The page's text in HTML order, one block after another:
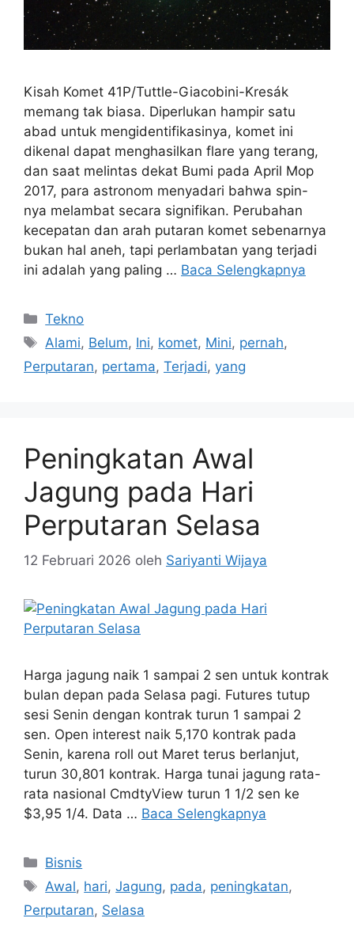
Kisah Komet 41P/Tuttle-Giacobini-Kresák
memang tak biasa. Diperlukan hampir satu
abad untuk mengidentifikasinya, komet ini
dikenal dapat menghasilkan flare yang terang,
dan saat melintas dekat Bumi pada April Mop
2017, para astronom menyadari bahwa spin-
nya melambat secara signifikan. Perubahan
kecepatan dan arah putaran komet sebenarnya
bukan hal aneh, tapi perlambatan yang terjadi
ini adalah yang paling … Baca Selengkapnya
Kategori
Tekno
Tag
Alami, Belum, Ini, komet, Mini, pernah,
Perputaran, pertama, Terjadi, yang
Peningkatan Awal
Jagung pada Hari
Perputaran Selasa
12 Februari 2026 oleh Sariyanti Wijaya
Harga jagung naik 1 sampai 2 sen untuk kontrak
bulan depan pada Selasa pagi. Futures tutup
sesi Senin dengan kontrak turun 1 sampai 2
sen. Open interest naik 5,170 kontrak pada
Senin, karena roll out Maret terus berlanjut,
turun 30,801 kontrak. Harga tunai jagung rata-
rata nasional CmdtyView turun 1 1/2 sen ke
$3,95 1/4. Data … Baca Selengkapnya
Kategori
Bisnis
Tag
Awal, hari,Jagung, pada, peningkatan,
Perputaran, Selasa